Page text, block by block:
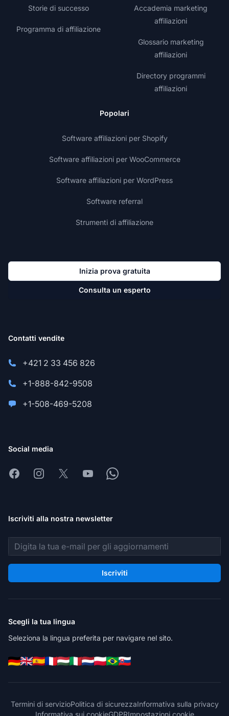
Storie di successo
Programma di affiliazione
Accademia marketing
affiliazioni
Glossario marketing
affiliazioni
Directory programmi
affiliazioni
Popolari
Software affiliazioni per Shopify
Software affiliazioni per WooCommerce
Software affiliazioni per WordPress
Software referral
Strumenti di affiliazione
Inizia prova gratuita
Consulta un esperto
Contatti vendite
+421 2 33 456 826
+1-888-842-9508
+1-508-469-5208
Social media
FacebookInstagram
X YoutubeWhatsapp
Iscriviti alla nostra newsletter
Indirizzo email
Iscriviti
Scegli la tua lingua
Seleziona la lingua preferita per navigare nel sito.
Termini di servizioPolitica di sicurezzaInformativa sulla privacy
Informativa sui cookieGDPRImpostazioni cookie